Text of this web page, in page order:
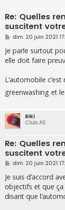
Re: Quelles
suscitent
M
s
s
a
dim. 20 juin 2021
Je parle surtout
elle doit faire
L’automobile
greenwashing et
Biki
Club AS
Re: Quelles
suscitent
M
s
s
a
g
e
dim. 20 juin 2021
Je suis d’accord
objectifs et que
disant que